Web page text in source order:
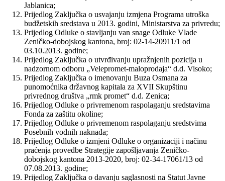
Jablanica;
Prijedlog Zaključka o usvajanju izmjena Programa utroška
budžetskih sredstava u 2013. godini, Ministarstva za privredu;
Prijedlog Odluke o stavljanju van snage Odluke Vlade
Zeničko-dobojskog kantona, broj: 02-14-20911/1 od
03.10.2013. godine;
Prijedlog Zaključka o utvrđivanju upražnjenih pozicija u
nadzornom odboru „Velepromet-maloprodaja“ d.d. Visoko;
Prijedlog Zaključka o imenovanju Buza Osmana za
punomoćnika državnog kapitala za XVII Skupštinu
privrednog društva „rmk promet“ d.d. Zenica;
Prijedlog Odluke o privremenom raspolaganju sredstavima
Fonda za zaštitu okoline;
Prijedlog Odluke o privremenom raspolaganju sredstvima
Posebnih vodnih naknada;
Prijedlog Odluke o izmjeni Odluke o organizaciji i načinu
praćenja provedbe Strategije zapošljavanja Zeničko-
dobojskog kantona 2013-2020, broj: 02-34-17061/13 od
07.08.2013. godine;
Prijedlog Zaključka o davanju saglasnosti na Statut Javne